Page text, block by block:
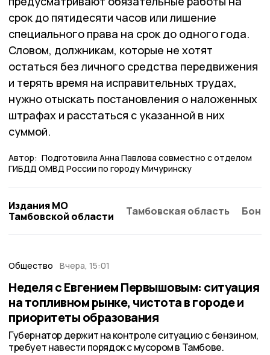
срок до пятидесяти часов или лишение
специального права на срок до одного года.
Словом, должникам, которые не хотят
остаться без личного средства передвижения
и терять время на исправительных трудах,
нужно отыскать постановления о наложенных
штрафах и расстаться с указанной в них
суммой.
Автор: Подготовила Анна Павлова совместно с отделом
ГИБДД ОМВД России по городу Мичуринску
Издания МО
Тамбовской области
Тамбовская область
Общество Вчера, 15:01
Неделя с Евгением Первышовым: ситуация
на топливном рынке, чистота в городе и
приоритеты образования
Губернатор держит на контроле ситуацию с бензином,
требует навести порядок с мусором в Тамбове.